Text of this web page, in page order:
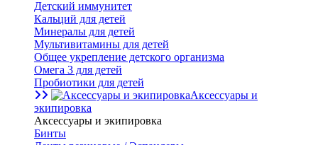
Детский иммунитет
Кальций для детей
Минералы для детей
Мультивитамины для детей
Общее укрепление детского организма
Омега 3 для детей
Пробиотики для детей
Аксессуары и
экипировка
Аксессуары и экипировка
Бинты